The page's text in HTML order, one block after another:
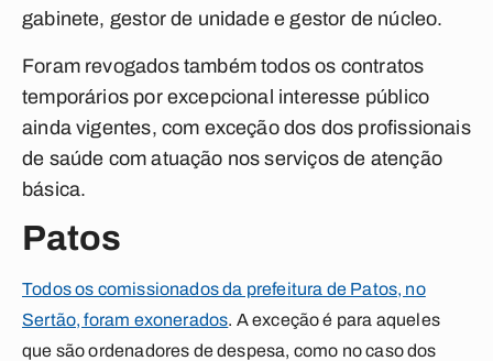
gabinete, gestor de unidade e gestor de núcleo.
Foram revogados também todos os contratos
temporários por excepcional interesse público
ainda vigentes, com exceção dos dos profissionais
de saúde com atuação nos serviços de atenção
básica.
Patos
Todos os comissionados da prefeitura de Patos, no
Sertão, foram exonerados. A exceção é para aqueles
que são ordenadores de despesa, como no caso dos